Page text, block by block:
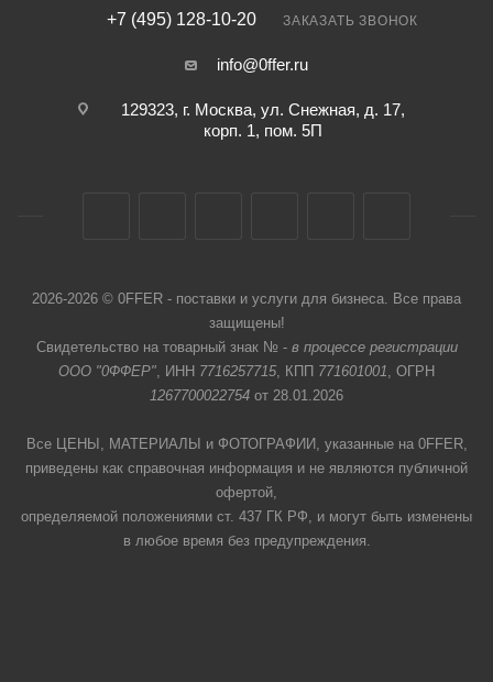
+7 (495) 128-10-20 ЗАКАЗАТЬ ЗВОНОК
info@0ffer.ru
129323, г. Москва, ул. Снежная, д. 17,
корп. 1, пом. 5П
2026-2026 © 0FFER - поставки и услуги для бизнеса. Все права
защищены!
Свидетельство на товарный знак № - в процессе регистрации
ООО "0ФФЕР", ИНН 7716257715, КПП 771601001, ОГРН
1267700022754 от 28.01.2026
Все ЦЕНЫ, МАТЕРИАЛЫ и ФОТОГРАФИИ, указанные на 0FFER,
приведены как справочная информация и не являются публичной
офертой,
определяемой положениями ст. 437 ГК РФ, и могут быть изменены
в любое время без предупреждения.